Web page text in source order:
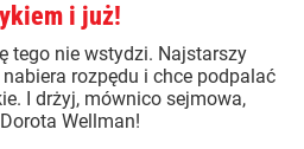
i już!
tego nie wstydzi. Najstarszy
rozpędu i chce podpalać
I drżyj, mównico sejmowa,
Wellman!